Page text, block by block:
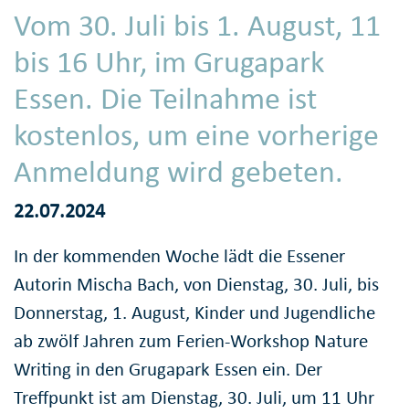
Vom 30. Juli bis 1. August, 11
bis 16 Uhr, im Grugapark
Essen. Die Teilnahme ist
kostenlos, um eine vorherige
Anmeldung wird gebeten.
22.07.2024
In der kommenden Woche lädt die Essener
Autorin Mischa Bach, von Dienstag, 30. Juli, bis
Donnerstag, 1. August, Kinder und Jugendliche
ab zwölf Jahren zum Ferien-Workshop Nature
Writing in den Grugapark Essen ein. Der
Treffpunkt ist am Dienstag, 30. Juli, um 11 Uhr